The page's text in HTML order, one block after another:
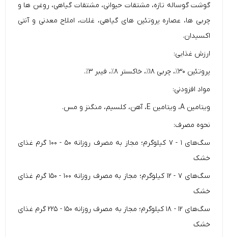
گوشت گوساله تازه، مشتقات حیوانی، مشتقات گیاهی، روغن ها و
چربی ها، عصاره پروتئین های گیاهی، غلات، املاح معدنی و آنتی
اکسیدان.
ارزش غذایی:
پروتئین ۳۰٪، چربی ۱۸٪، خاکستر ۸٪، فیبر ۳٪.
مواد افزودنی:
ویتامین A، ویتامین E، آهن، کلسیم، منگنز و مس.
نحوه مصرف:
سگ‌های ۱ - ۷ کیلوگرم؛ مجاز به مصرف روزانه ۵۰ - ۱۰۰ گرم غذای
خشک
سگ‌های ۷ - ۱۲ کیلوگرم؛ مجاز به مصرف روزانه ۱۰۰ - ۱۵۰ گرم غذای
خشک
سگ‌های ۱۲ - ۱۸ کیلوگرم؛ مجاز به مصرف روزانه ۱۵۰ - ۲۲۵ گرم غذای
خشک